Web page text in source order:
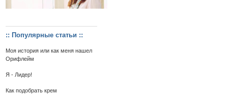
:: Популярные статьи ::
Моя история или как меня нашел
Орифлейм
Я - Лидер!
Как подобрать крем